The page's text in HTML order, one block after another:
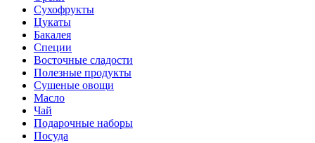
Сухофрукты
Цукаты
Бакалея
Специи
Восточные сладости
Полезные продукты
Сушеные овощи
Масло
Чай
Подарочные наборы
Посуда